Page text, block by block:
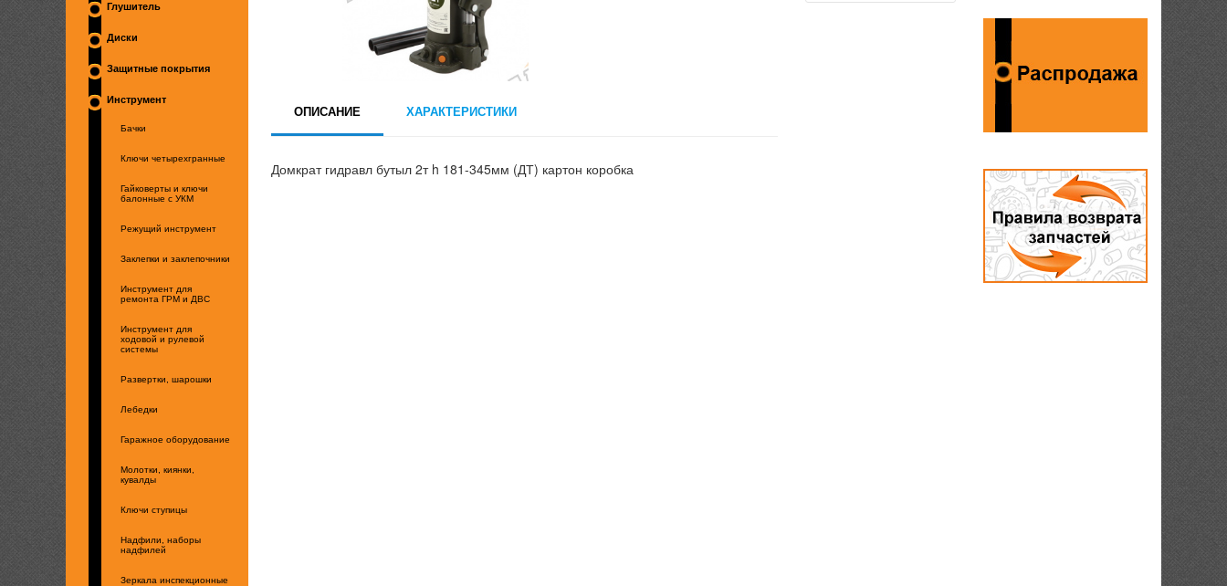
Глушитель
Диски
Защитные покрытия
Инструмент
Бачки
Ключи четырехгранные
Гайковерты и ключи
балонные с УКМ
Режущий инструмент
Заклепки и заклепочники
Инструмент для
ремонта ГРМ и ДВС
Инструмент для
ходовой и рулевой
системы
Развертки, шарошки
Лебедки
Гаражное оборудование
Молотки, киянки,
кувалды
Ключи ступицы
Надфили, наборы
надфилей
Зеркала инспекционные
ОПИСАНИЕ ХАРАКТЕРИСТИКИ
Домкрат гидравл бутыл 2т h 181-345мм (ДТ) картон коробка